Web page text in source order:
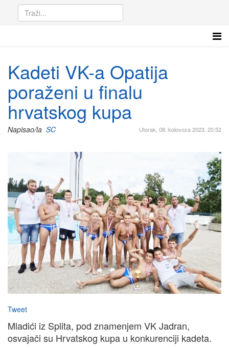
Kadeti VK-a Opatija
poraženi u finalu
hrvatskog kupa
Utorak, 08. kolovoza 2023. 20:52
Napisao/la SC
Tweet
Mladići iz Splita, pod znamenjem VK Jadran,
osvajači su Hrvatskog kupa u konkurenciji kadeta.